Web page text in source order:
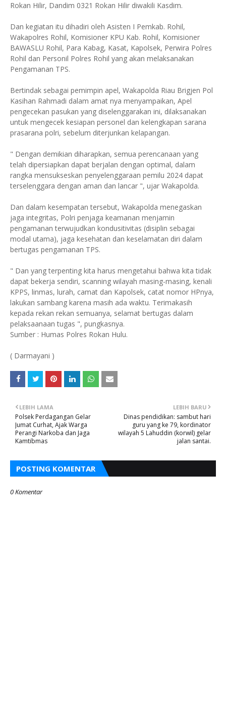
Rokan Hilir, Dandim 0321 Rokan Hilir diwakili Kasdim.
Dan kegiatan itu dihadiri oleh Asisten I Pemkab. Rohil,
Wakapolres Rohil, Komisioner KPU Kab. Rohil, Komisioner
BAWASLU Rohil, Para Kabag, Kasat, Kapolsek, Perwira Polres
Rohil dan Personil Polres Rohil yang akan melaksanakan
Pengamanan TPS.
Bertindak sebagai pemimpin apel, Wakapolda Riau Brigjen Pol
Kasihan Rahmadi dalam amat nya menyampaikan, Apel
pengecekan pasukan yang diselenggarakan ini, dilaksanakan
untuk mengecek kesiapan personel dan kelengkapan sarana
prasarana polri, sebelum diterjunkan kelapangan.
" Dengan demikian diharapkan, semua perencanaan yang
telah dipersiapkan dapat berjalan dengan optimal, dalam
rangka mensukseskan penyelenggaraan pemilu 2024 dapat
terselenggara dengan aman dan lancar ", ujar Wakapolda.
Dan dalam kesempatan tersebut, Wakapolda menegaskan
jaga integritas, Polri penjaga keamanan menjamin
pengamanan terwujudkan kondusitivitas (disiplin sebagai
modal utama), jaga kesehatan dan keselamatan diri dalam
bertugas pengamanan TPS.
" Dan yang terpenting kita harus mengetahui bahwa kita tidak
dapat bekerja sendiri, scanning wilayah masing-masing, kenali
KPPS, linmas, lurah, camat dan Kapolsek, catat nomor HPnya,
lakukan sambang karena masih ada waktu. Terimakasih
kepada rekan rekan semuanya, selamat bertugas dalam
pelaksaanaan tugas ", pungkasnya.
Sumber : Humas Polres Rokan Hulu.
( Darmayani )
LEBIH BARU
Dinas pendidikan: sambut hari
guru yang ke 79, kordinator
wilayah 5 Lahuddin (korwil) gelar
jalan santai.
LEBIH LAMA
Polsek Perdagangan Gelar
Jumat Curhat, Ajak Warga
Perangi Narkoba dan Jaga
Kamtibmas
POSTING KOMENTAR
0 Komentar